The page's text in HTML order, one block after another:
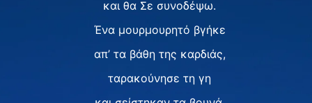
και θα Σε συνοδέψω.
Ένα μουρμουρητό βγήκε
απ’ τα βάθη της καρδιάς,
ταρακούνησε τη γη